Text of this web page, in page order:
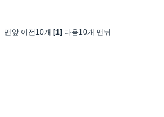
맨앞 이전10개 [1] 다음10개 맨뒤